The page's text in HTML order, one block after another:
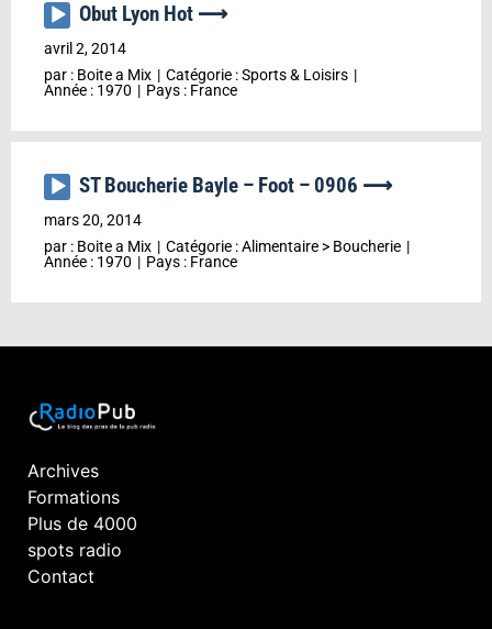
Lecteur
audio
Obut Lyon Hot ⟶
avril 2, 2014
par : Boite a Mix Catégorie :Sports & Loisirs
Année : 1970 Pays : France
Lecteur
audio
ST Boucherie Bayle – Foot – 0906 ⟶
mars 20, 2014
par : Boite a Mix Catégorie :Alimentaire > Boucherie
Année : 1970 Pays : France
Archives
Formations
Plus de 4000
spots radio
Contact